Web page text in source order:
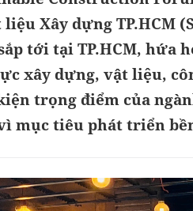
liệu Xây dựng TP.HCM
tới tại TP.HCM, hứa
xây dựng, vật liệu,
trọng điểm của
mục tiêu phát triển